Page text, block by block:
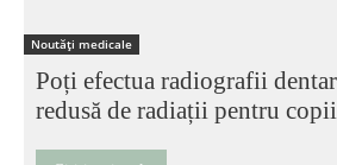
Noutăți medicale
Poți efectua radiografii
redusă de radiații pentru